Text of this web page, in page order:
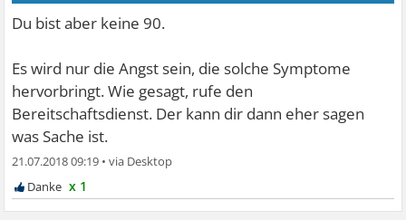
Du bist aber keine 90.
Es wird nur die Angst sein, die solche Symptome
hervorbringt. Wie gesagt, rufe den
Bereitschaftsdienst. Der kann dir dann eher sagen
was Sache ist.
21.07.2018 09:19 •
x 1